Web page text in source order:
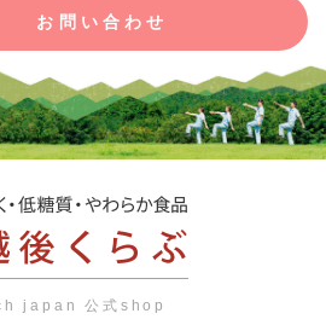
お問い合わせ
japan 公式shop